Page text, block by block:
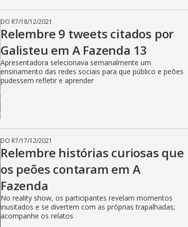
DO R7/18/12/2021
Relembre 9 tweets citados por
Galisteu em A Fazenda 13
Apresentadora selecionava semanalmente um
ensinamento das redes sociais para que público e peões
pudessem refletir e aprender
DO R7/17/12/2021
Relembre histórias curiosas que
os peões contaram em A
Fazenda
No reality show, os participantes revelam momentos
inusitados e se divertem com as próprias trapalhadas;
acompanhe os relatos